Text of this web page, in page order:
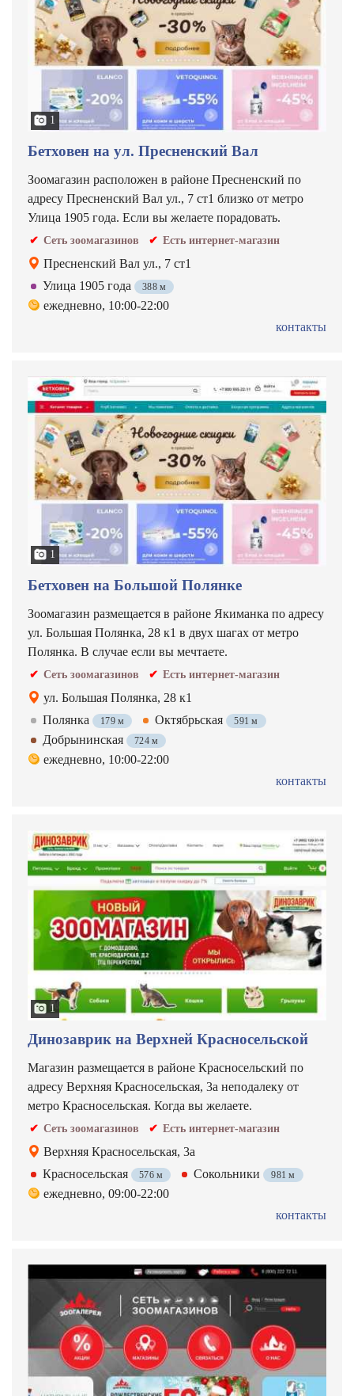
1
Бетховен на ул. Пресненский Вал
Зоомагазин расположен в районе Пресненский по
адресу Пресненский Вал ул., 7 ст1 близко от метро
Улица 1905 года. Если вы желаете порадовать.
Сеть зоомагазинов Есть интернет-магазин
Пресненский Вал ул., 7 ст1
Улица 1905 года
388 м
ежедневно, 10:00-22:00
контакты
1
Бетховен на Большой Полянке
Зоомагазин размещается в районе Якиманка по адресу
ул. Большая Полянка, 28 к1 в двух шагах от метро
Полянка. В случае если вы мечтаете.
Сеть зоомагазинов Есть интернет-магазин
ул. Большая Полянка, 28 к1
Полянка
179 м Октябрьская 591 м
Добрынинская 724 м
ежедневно, 10:00-22:00
контакты
1
Динозаврик на Верхней Красносельской
Магазин размещается в районе Красносельский по
адресу Верхняя Красносельская, 3а неподалеку от
метро Красносельская. Когда вы желаете.
Сеть зоомагазинов Есть интернет-магазин
Верхняя Красносельская, 3а
Красносельская
576 м Сокольники 981 м
ежедневно, 09:00-22:00
контакты